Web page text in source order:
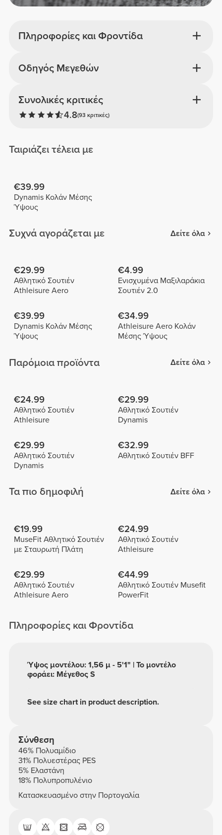
Πληροφορίες και Φροντίδα
Συνολικές κριτικές
4.8(93 κριτικές)
Οδηγός Μεγεθών
Ταιριάζει τέλεια με
€39.99
Dynamis Κολάν Μέσης
Ύψους
Συχνά αγοράζεται με Δείτε όλα
€29.99
Αθλητικό Σουτιέν
Athleisure Aero
€4.99
Ενισχυμένα Μαξιλαράκια
Σουτιέν 2.0
€39.99
Dynamis Κολάν Μέσης
Ύψους
€34.99
Athleisure Aero Κολάν
Μέσης Ύψους
Παρόμοια προϊόντα Δείτε όλα
€24.99
Αθλητικό Σουτιέν
Athleisure
€29.99
Αθλητικό Σουτιέν
Dynamis
€29.99
Αθλητικό Σουτιέν
Dynamis
€32.99
Αθλητικό Σουτιέν BFF
Τα πιο δημοφιλή Δείτε όλα
€19.99
MuseFit Αθλητικό Σουτιέν
με Σταυρωτή Πλάτη
€24.99
Αθλητικό Σουτιέν
Athleisure
€29.99
Αθλητικό Σουτιέν
Athleisure Aero
€44.99
Αθλητικό Σουτιέν Musefit
PowerFit
Πληροφορίες και Φροντίδα
See size chart in product description.
Ύψος μοντέλου: 1,56 μ - 5'1" | Το μοντέλο
φοράει: Μέγεθος S
Σύνθεση
46% Πολυαμίδιο
31% Πολυεστέρας PES
5% Ελαστάνη
18% Πολυπροπυλένιο
Κατασκευασμένο στην Πορτογαλία